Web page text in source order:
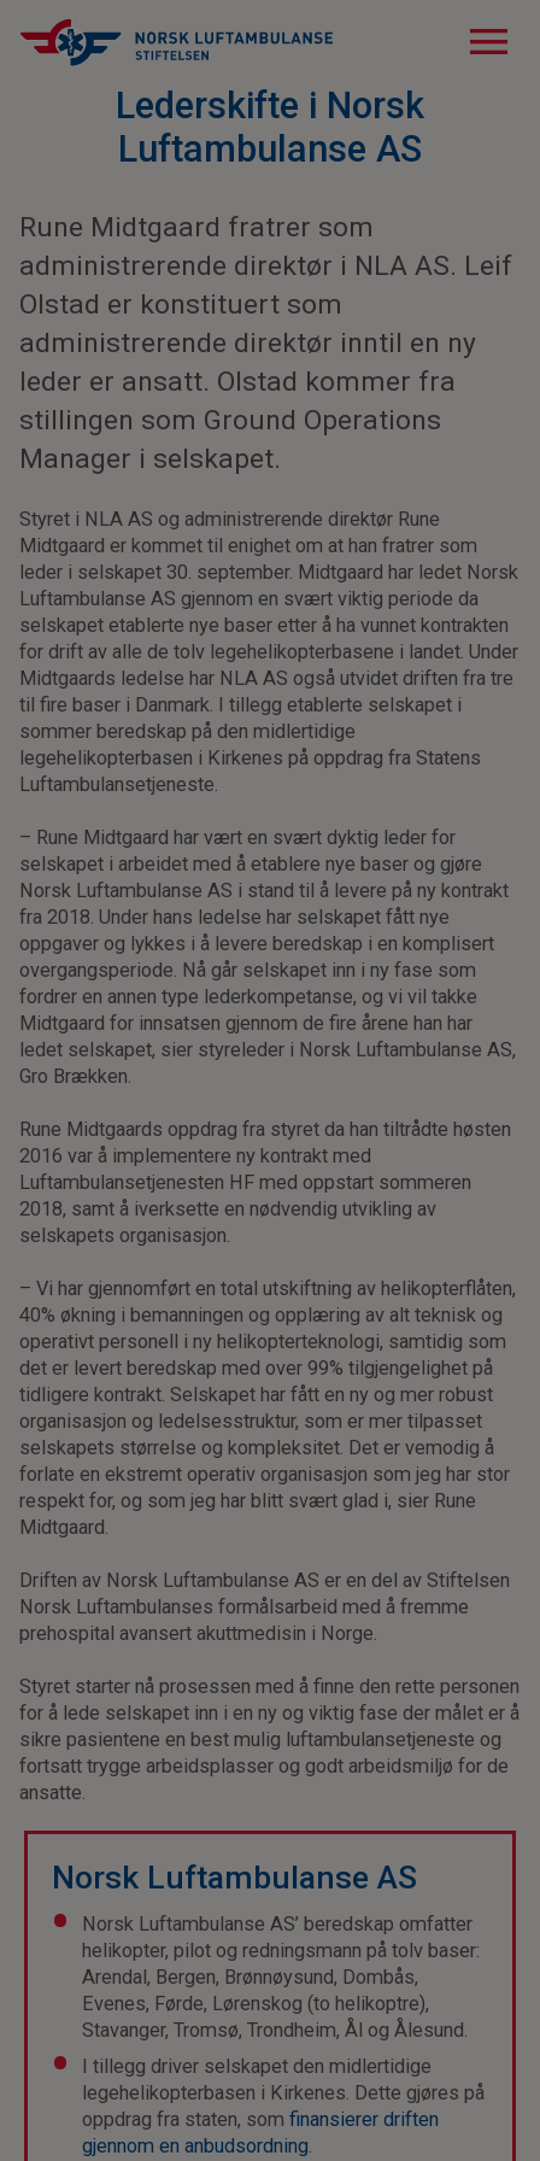
menu
Lederskifte i Norsk
Luftambulanse AS
Rune Midtgaard fratrer som
administrerende direktør i NLA AS. Leif
Olstad er konstituert som
administrerende direktør inntil en ny
leder er ansatt. Olstad kommer fra
stillingen som Ground Operations
Manager i selskapet.
Styret i NLA AS og administrerende direktør Rune
Midtgaard er kommet til enighet om at han fratrer som
leder i selskapet 30. september. Midtgaard har ledet Norsk
Luftambulanse AS gjennom en svært viktig periode da
selskapet etablerte nye baser etter å ha vunnet kontrakten
for drift av alle de tolv legehelikopterbasene i landet. Under
Midtgaards ledelse har NLA AS også utvidet driften fra tre
til fire baser i Danmark. I tillegg etablerte selskapet i
sommer beredskap på den midlertidige
legehelikopterbasen i Kirkenes på oppdrag fra Statens
Luftambulansetjeneste.
– Rune Midtgaard har vært en svært dyktig leder for
selskapet i arbeidet med å etablere nye baser og gjøre
Norsk Luftambulanse AS i stand til å levere på ny kontrakt
fra 2018. Under hans ledelse har selskapet fått nye
oppgaver og lykkes i å levere beredskap i en komplisert
overgangsperiode. Nå går selskapet inn i ny fase som
fordrer en annen type lederkompetanse, og vi vil takke
Midtgaard for innsatsen gjennom de fire årene han har
ledet selskapet, sier styreleder i Norsk Luftambulanse AS,
Gro Brækken.
Rune Midtgaards oppdrag fra styret da han tiltrådte høsten
2016 var å implementere ny kontrakt med
Luftambulansetjenesten HF med oppstart sommeren
2018, samt å iverksette en nødvendig utvikling av
selskapets organisasjon.
– Vi har gjennomført en total utskiftning av helikopterflåten,
40% økning i bemanningen og opplæring av alt teknisk og
operativt personell i ny helikopterteknologi, samtidig som
det er levert beredskap med over 99% tilgjengelighet på
tidligere kontrakt. Selskapet har fått en ny og mer robust
organisasjon og ledelsesstruktur, som er mer tilpasset
selskapets størrelse og kompleksitet. Det er vemodig å
forlate en ekstremt operativ organisasjon som jeg har stor
respekt for, og som jeg har blitt svært glad i, sier Rune
Midtgaard.
Driften av Norsk Luftambulanse AS er en del av Stiftelsen
Norsk Luftambulanses formålsarbeid med å fremme
prehospital avansert akuttmedisin i Norge.
Styret starter nå prosessen med å finne den rette personen
for å lede selskapet inn i en ny og viktig fase der målet er å
sikre pasientene en best mulig luftambulansetjeneste og
fortsatt trygge arbeidsplasser og godt arbeidsmiljø for de
ansatte.
Norsk Luftambulanse AS
Norsk Luftambulanse AS’ beredskap omfatter
helikopter, pilot og redningsmann på tolv baser:
Arendal, Bergen, Brønnøysund, Dombås,
Evenes, Førde, Lørenskog (to helikoptre),
Stavanger, Tromsø, Trondheim, Ål og Ålesund.
I tillegg driver selskapet den midlertidige
legehelikopterbasen i Kirkenes. Dette gjøres på
oppdrag fra staten, som finansierer driften
gjennom en anbudsordning.